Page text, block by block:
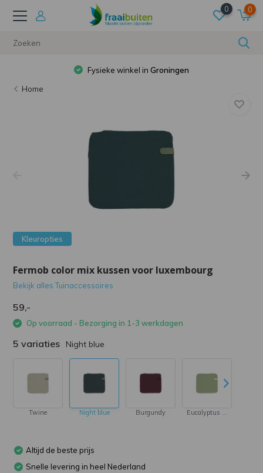
0 0
Fysieke winkel inGroningen
Home
Kleuropties
Fermob color mix kussen voor luxembourg
Bekijk alles Tuinaccessoires
59,-
Op voorraad - Bezorging in 1-3 werkdagen
5 variaties Night blue
Twine Night blue Burgundy
Altijd de beste prijs
Snelle levering in heel Nederland